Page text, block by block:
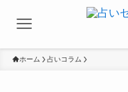
ホーム 占いコラム